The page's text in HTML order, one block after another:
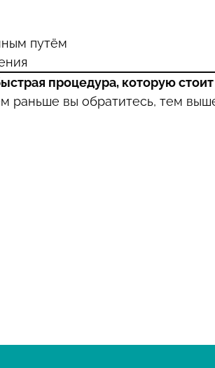
путём
процедура, которую стоит
раньше вы обратитесь, тем